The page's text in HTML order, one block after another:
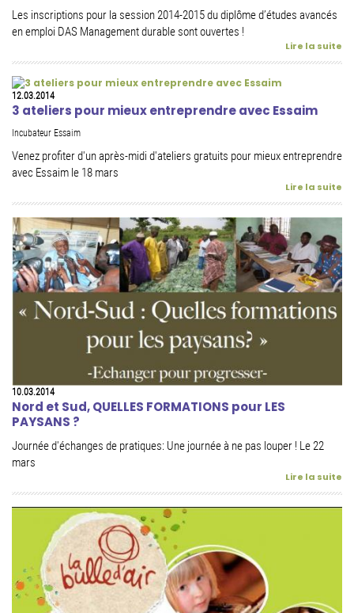
Les inscriptions pour la session 2014-2015 du diplôme d’études avancés
en emploi DAS Management durable sont ouvertes !
Lire la suite
12.03.2014
3 ateliers pour mieux entreprendre avec Essaim
Incubateur Essaim
Venez profiter d'un après-midi d'ateliers gratuits pour mieux entreprendre
avec Essaim le 18 mars
Lire la suite
10.03.2014
Nord et Sud, QUELLES FORMATIONS pour LES
PAYSANS ?
Journée d'échanges de pratiques: Une journée à ne pas louper ! Le 22
mars
Lire la suite